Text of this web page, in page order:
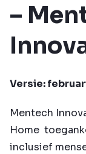
–
Versie:
Mentech
Home
inclusief